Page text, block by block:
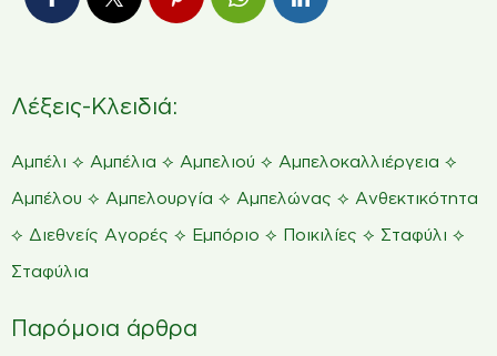
Λέξεις-Κλειδιά:
Αμπέλι ⟡ Αμπέλια ⟡ Αμπελιού ⟡ Αμπελοκαλλιέργεια ⟡
Αμπέλου ⟡ Αμπελουργία ⟡ Αμπελώνας ⟡ Ανθεκτικότητα
⟡ Διεθνείς Αγορές ⟡ Εμπόριο ⟡ Ποικιλίες ⟡ Σταφύλι ⟡
Σταφύλια
Παρόμοια άρθρα